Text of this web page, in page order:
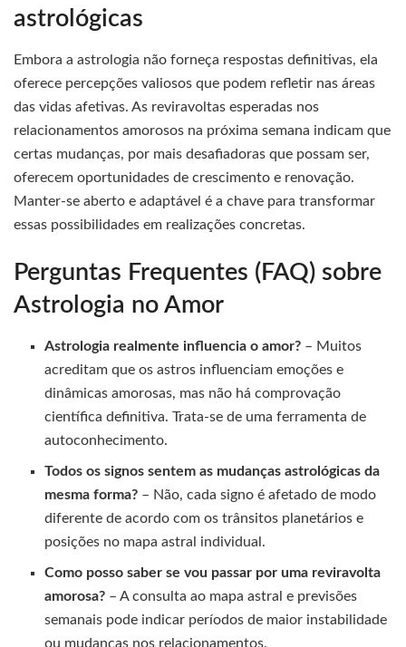
astrológicas
Embora a astrologia não forneça respostas definitivas, ela
oferece percepções valiosos que podem refletir nas áreas
das vidas afetivas. As reviravoltas esperadas nos
relacionamentos amorosos na próxima semana indicam que
certas mudanças, por mais desafiadoras que possam ser,
oferecem oportunidades de crescimento e renovação.
Manter-se aberto e adaptável é a chave para transformar
essas possibilidades em realizações concretas.
Perguntas Frequentes (FAQ) sobre
Astrologia no Amor
Astrologia realmente influencia o amor? – Muitos
acreditam que os astros influenciam emoções e
dinâmicas amorosas, mas não há comprovação
científica definitiva. Trata-se de uma ferramenta de
autoconhecimento.
Todos os signos sentem as mudanças astrológicas da
mesma forma? – Não, cada signo é afetado de modo
diferente de acordo com os trânsitos planetários e
posições no mapa astral individual.
Como posso saber se vou passar por uma reviravolta
amorosa? – A consulta ao mapa astral e previsões
semanais pode indicar períodos de maior instabilidade
ou mudanças nos relacionamentos.